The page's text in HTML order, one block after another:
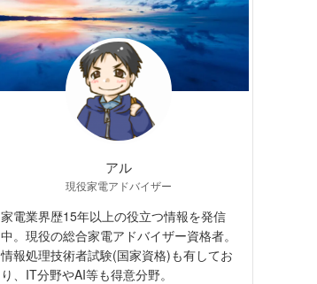
アル
現役家電アドバイザー
家電業界歴15年以上の役立つ情報を発信
中。現役の総合家電アドバイザー資格者。
情報処理技術者試験(国家資格)も有してお
り、IT分野やAI等も得意分野。